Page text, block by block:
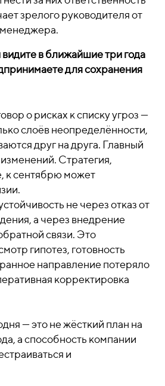
зрелого руководителя от
в ближайшие три года
для сохранения
о рисках к списку угроз —
слоёв неопределённости,
друг на друга. Главный
Стратегия,
к сентябрю может
не через отказ от
а через внедрение
связи. Это
гипотез, готовность
направление потеряло
корректировка
— это не жёсткий план на
а способность компании
и